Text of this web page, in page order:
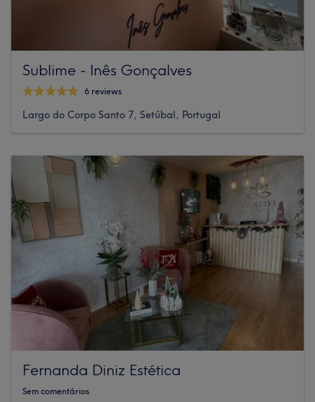
Sublime - Inês Gonçalves
6 reviews
Largo do Corpo Santo 7, Setúbal, Portugal
Fernanda Diniz Estética
Sem comentários